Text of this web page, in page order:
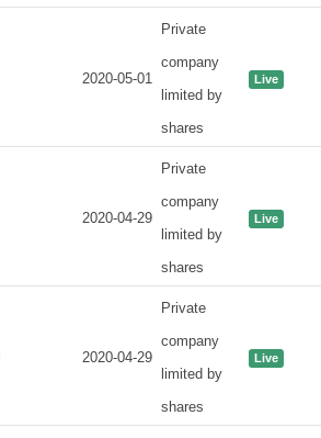
2020-05-01
Private
company
limited by
shares
Live
2020-04-29
Private
company
limited by
shares
Live
2020-04-29
Private
company
limited by
shares
Live